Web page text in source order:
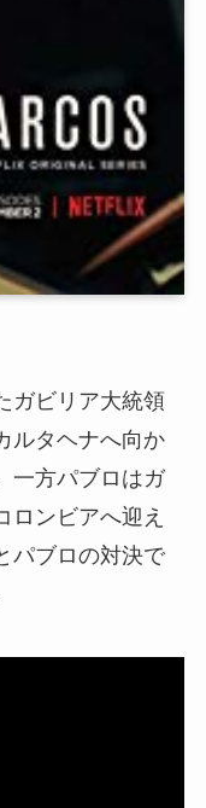
ガビリア大統領
ルタヘナへ向か
一方パブロはガ
ロンビアへ迎え
パブロの対決で